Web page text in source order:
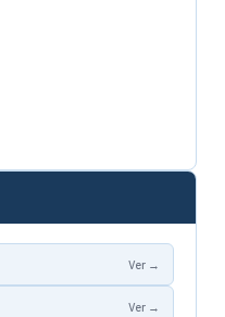
Ver →
Ver →